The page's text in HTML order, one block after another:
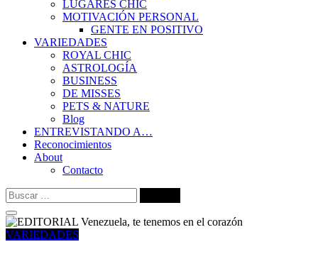
LUGARES CHIC
MOTIVACIÓN PERSONAL
GENTE EN POSITIVO
VARIEDADES
ROYAL CHIC
ASTROLOGÍA
BUSINESS
DE MISSES
PETS & NATURE
Blog
ENTREVISTANDO A…
Reconocimientos
About
Contacto
Buscar:
VARIEDADES